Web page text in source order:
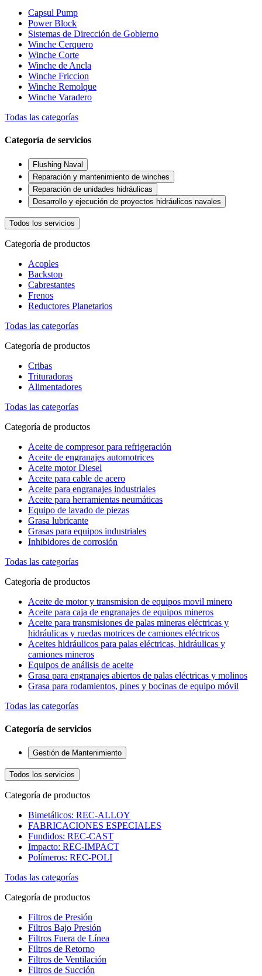
Capsul Pump
Power Block
Sistemas de Dirección de Gobierno
Winche Cerquero
Winche Corte
Winche de Ancla
Winche Friccion
Winche Remolque
Winche Varadero
Todas las categorías
Categoría de servicios
Flushing Naval
Reparación y mantenimiento de winches
Reparación de unidades hidráulicas
Desarrollo y ejecución de proyectos hidráulicos navales
Todos los servicios
Categoría de productos
Acoples
Backstop
Cabrestantes
Frenos
Reductores Planetarios
Todas las categorías
Categoría de productos
Cribas
Trituradoras
Alimentadores
Todas las categorías
Categoría de productos
Aceite de compresor para refrigeración
Aceite de engranajes automotrices
Aceite motor Diesel
Aceite para cable de acero
Aceite para engranajes industriales
Aceite para herramientas neumáticas
Equipo de lavado de piezas
Grasa lubricante
Grasas para equipos industriales
Inhibidores de corrosión
Todas las categorías
Categoría de productos
Aceite de motor y transmision de equipos movil minero
Aceite para caja de engranajes de equipos mineros
Aceite para transmisiones de palas mineras eléctricas y
hidráulicas y ruedas motrices de camiones eléctricos
Aceites hidráulicos para palas eléctricas, hidráulicas y
camiones mineros
Equipos de análisis de aceite
Grasa para engranajes abiertos de palas eléctricas y molinos
Grasa para rodamientos, pines y bocinas de equipo móvil
Todas las categorías
Categoría de servicios
Gestión de Mantenimiento
Todos los servicios
Categoría de productos
Bimetálicos: REC-ALLOY
FABRICACIONES ESPECIALES
Fundidos: REC-CAST
Impacto: REC-IMPACT
Polímeros: REC-POLI
Todas las categorías
Categoría de productos
Filtros de Presión
Filtros Bajo Presión
Filtros Fuera de Línea
Filtros de Retorno
Filtros de Ventilación
Filtros de Succión